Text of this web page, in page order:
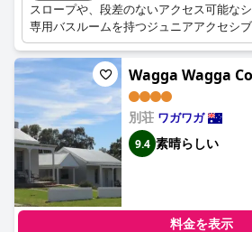
スロープや、段差のないアクセス可能な
専用バスルームを持つジュニアアクセシ
セシビリティオプションを提供していま
Wagga Wagga
別荘 ワガワガ
9.4 素晴らしい
料金を表示